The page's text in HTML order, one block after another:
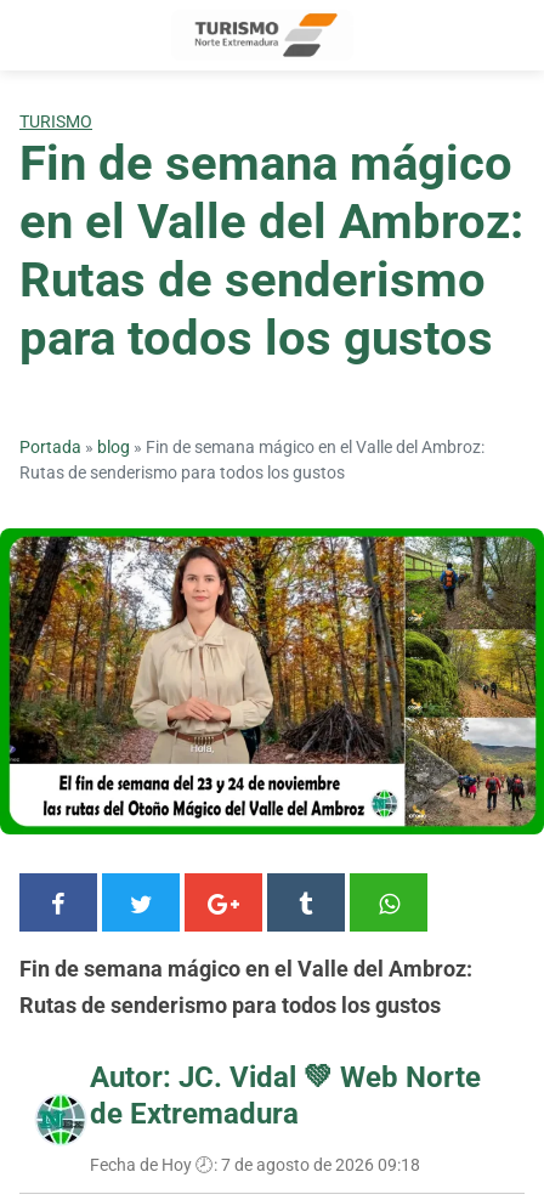
TURISMO
Fin de semana mágico
en el Valle del Ambroz:
Rutas de senderismo
para todos los gustos
Portada » blog » Fin de semana mágico en el Valle del Ambroz:
Rutas de senderismo para todos los gustos
Fin de semana mágico en el Valle del Ambroz:
Rutas de senderismo para todos los gustos
Autor: JC. Vidal 💚 Web Norte
de Extremadura
Fecha de Hoy 🕗:7 de agosto de 2026 09:18